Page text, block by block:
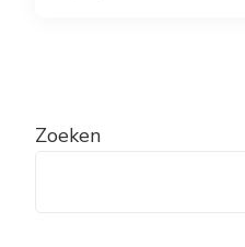
Zoeken